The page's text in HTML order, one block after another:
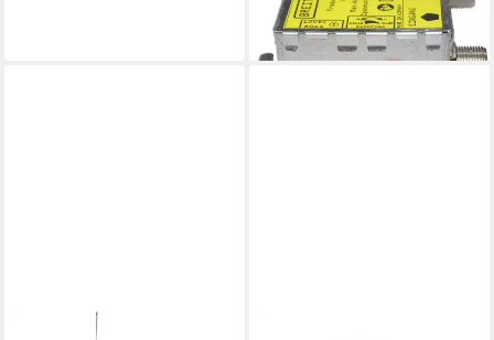
60,94 €
lieferbar - in 2-3 Werktagen bei dir
WITTENBERG ANTENNEN